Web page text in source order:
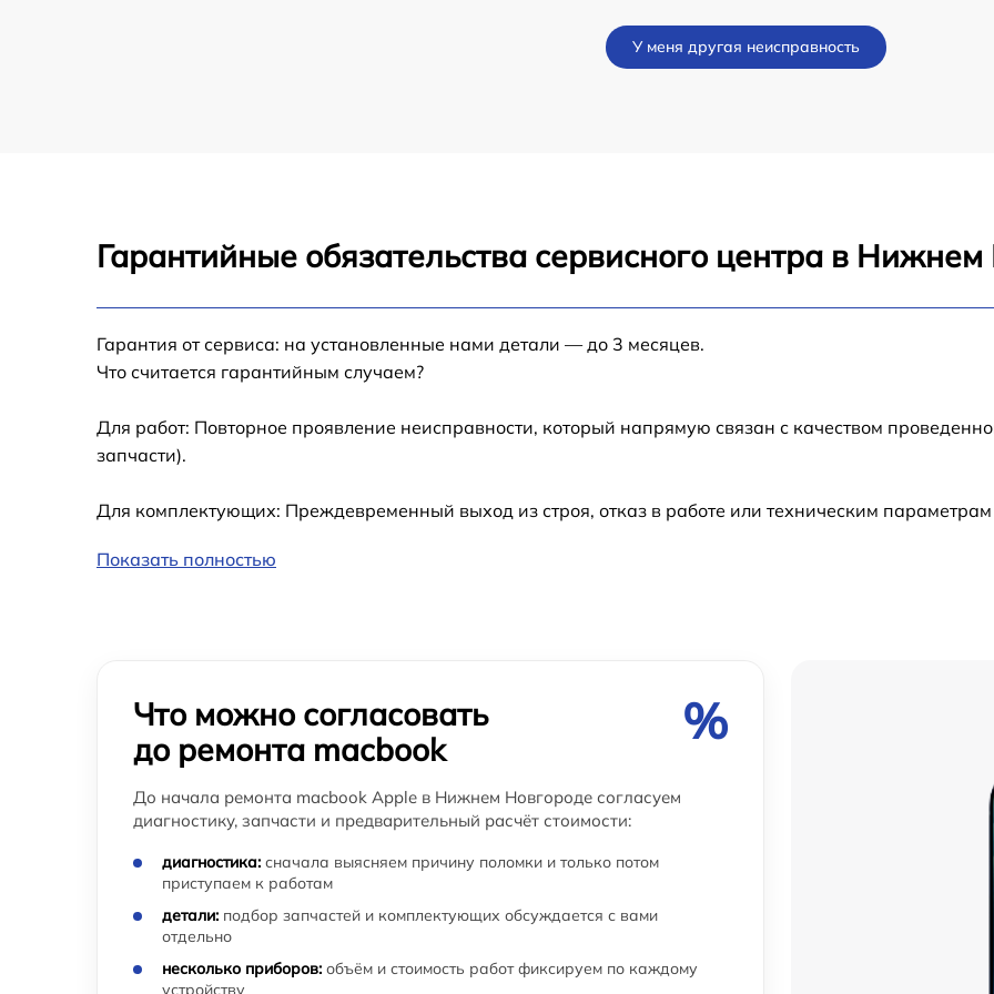
Ремонт цепи питания macbook от 60 мин
Профилактическая чистка macbook
Замена корпуса macbook
Замена системы охлаждения macbook от 70 мин
Замена тачпада macbook
Замена клавиатуры macbook от 70 мин
Замена SSD macbook
Восстановление данных macbook
Замена северного моста macbook
Замена экрана macbook
У меня другая неисправность
Гарантийные обязательства сервисного центра в
Гарантия от сервиса: на установленные нами детали — до 3 месяцев.
Что считается гарантийным случаем?
Для работ: Повторное проявление неисправности, который напрямую связан с качеством
запчасти).
Для комплектующих: Преждевременный выход из строя, отказ в работе или техническим
Показать полностью
Что можно согласовать
до ремонта macbook
%
До начала ремонта macbook Apple в Нижнем Новгороде согласуем
диагностику, запчасти и предварительный расчёт стоимости:
диагностика: сначала выясняем причину поломки и только потом
приступаем к работам
детали: подбор запчастей и комплектующих обсуждается с вами
отдельно
несколько приборов: объём и стоимость работ фиксируем по каждому
устройству